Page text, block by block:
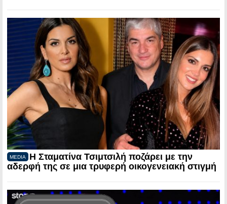
MEDIA
Η Σταματίνα Τσιμτσιλή ποζάρει με την
αδερφή της σε μια τρυφερή οικογενειακή στιγμή